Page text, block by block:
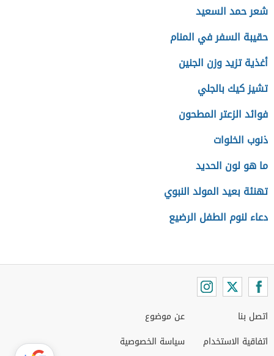
شعر حمد السعيد
حقيبة السفر في المنام
أغذية تزيد وزن الجنين
تشيز كيك بالجلي
فوائد الزعتر المطحون
ذنوب الخلوات
ما هو لون الحديد
تهنئة بعيد المولد النبوي
دعاء لنوم الطفل الرضيع
اتصل بنا
اتفاقية الاستخدام
عن موضوع
سياسة الخصوصية